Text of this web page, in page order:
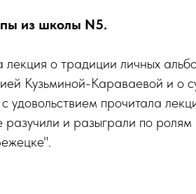
из школы N5.
о традиции личных
Кузьминой-Караваевой и о
прочитала
и разыграли по ролям